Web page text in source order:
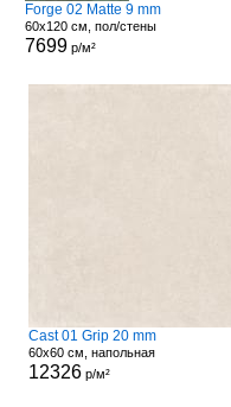
Forge 02 Matte 9 mm
60x120 см, пол/стены
7699р/м²
Cast 01 Grip 20 mm
60x60 см, напольная
12326р/м²